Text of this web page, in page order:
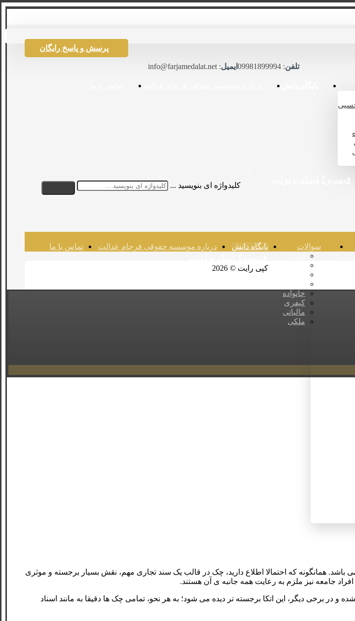
پرسش و پاسخ رایگان
تلفن: 09981899994 ایمیل: info@farjamedalat.net
کلیدواژه ای بنویسید ...
سوالات
خانواده
کیفری
مالیاتی
ملکی
پایگاه دانش درباره موسسه حقوقی فرجام عدالت تماس با ما
کپی رایت © 2026
باشد. همانگونه که احتمالا اطلاع دارید، چک در قالب یک سند تجاری مهم، نقش بسیار برجسته و موثری
جامعه نیز ملزم به رعایت همه جانبه ی آن هستند.
برخی دیگر، این اتکا برجسته تر دیده می شود‌؛ به هر نحو، تمامی چک ها دقیقا به مانند اسناد